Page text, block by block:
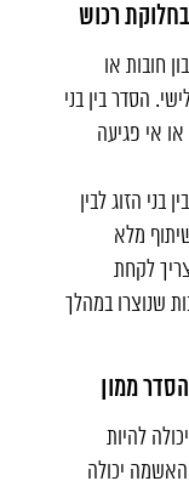
רכוש
חובות או
הסדר בין בני
אי פגיעה
בני הזוג לבין
מלא
לקחת
שנוצרו במהלך
ממון
להיות
יכולה